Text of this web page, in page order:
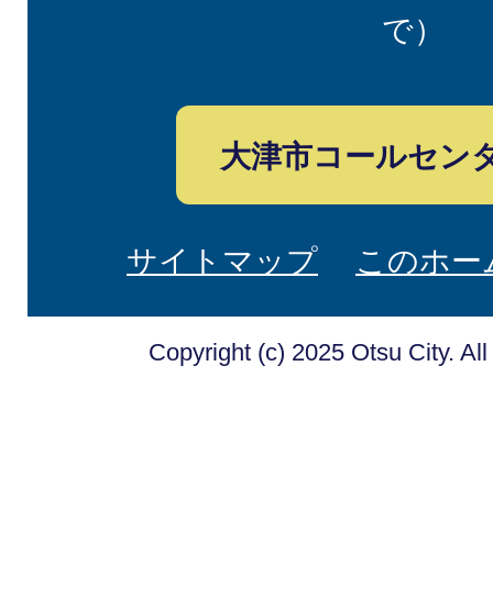
で）
大津市コールセン
サイトマップ このホ
Copyright (c) 2025 Otsu City.